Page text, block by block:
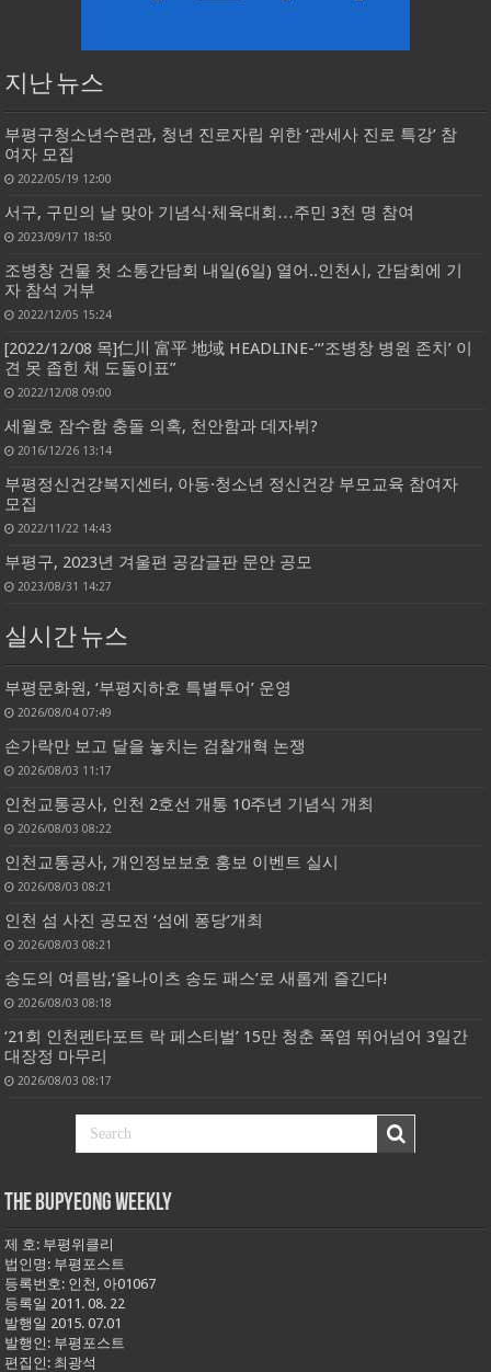
지난 뉴스
부평구청소년수련관, 청년 진로자립 위한 ‘관세사 진로 특강’ 참
여자 모집
2022/05/19 12:00
서구, 구민의 날 맞아 기념식·체육대회…주민 3천 명 참여
2023/09/17 18:50
조병창 건물 첫 소통간담회 내일(6일) 열어..인천시, 간담회에 기
자 참석 거부
2022/12/05 15:24
[2022/12/08 목]仁川 富平 地域 HEADLINE-“’조병창 병원 존치’ 이
견 못 좁힌 채 도돌이표”
2022/12/08 09:00
세월호 잠수함 충돌 의혹, 천안함과 데자뷔?
2016/12/26 13:14
부평정신건강복지센터, 아동·청소년 정신건강 부모교육 참여자
모집
2022/11/22 14:43
부평구, 2023년 겨울편 공감글판 문안 공모
2023/08/31 14:27
실시간 뉴스
부평문화원, ‘부평지하호 특별투어’ 운영
2026/08/04 07:49
손가락만 보고 달을 놓치는 검찰개혁 논쟁
2026/08/03 11:17
인천교통공사, 인천 2호선 개통 10주년 기념식 개최
2026/08/03 08:22
인천교통공사, 개인정보보호 홍보 이벤트 실시
2026/08/03 08:21
인천 섬 사진 공모전 ‘섬에 퐁당’개최
2026/08/03 08:21
송도의 여름밤,‘올나이츠 송도 패스’로 새롭게 즐긴다!
2026/08/03 08:18
‘21회 인천펜타포트 락 페스티벌’ 15만 청춘 폭염 뛰어넘어 3일간
대장정 마무리
2026/08/03 08:17
THE BUPYEONG WEEKLY
제 호: 부평위클리
법인명: 부평포스트
등록번호: 인천, 아01067
등록일 2011. 08. 22
발행일 2015. 07.01
발행인: 부평포스트
편집인: 최광석